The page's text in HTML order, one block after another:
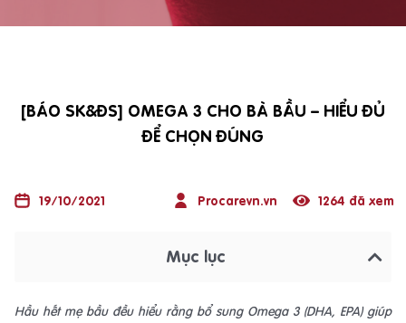
[BÁO SK&ĐS] OMEGA 3 CHO BÀ BẦU – HIỂU ĐỦ
ĐỂ CHỌN ĐÚNG
19/10/2021 Procarevn.vn 1264 đã xem
Mục lục
Hầu hết mẹ bầu đều hiểu rằng bổ sung Omega 3 (DHA, EPA) giúp